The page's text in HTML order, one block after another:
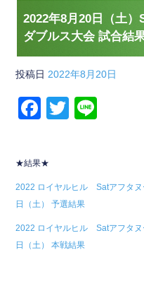
2022年8月20日（土
ダブルス大会 試合結
投稿日 2022年8月20日
F
c
b
o
o
T
★結果★
2022 ロイヤルヒル Satアフタ
日（土） 予選結果
2022 ロイヤルヒル Satアフタ
日（土） 本戦結果